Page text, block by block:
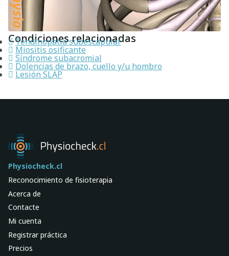
Condiciones relacionadas
Tendinopatía subescapular
Miositis osificante
Síndrome subacromial
Dolencias de brazo, cuello y/u hombro
Lesión SLAP
Physiocheck.cl
Reconocimiento de fisioterapia
Acerca de
Contacte
Mi cuenta
Registrar práctica
Precios